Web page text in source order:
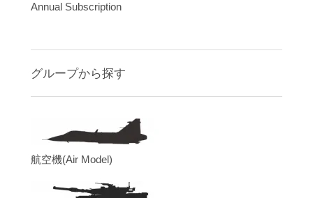
Annual Subscription
グループから探す
航空機(Air Model)